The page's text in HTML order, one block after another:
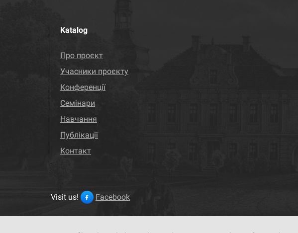
Katalog
Про проєкт
Учасники проєкту
Конференції
Семінари
Навчання
Публікації
Контакт
Visit us! Facebook